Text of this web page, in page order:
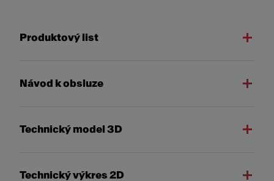
Produktový list
Návod k obsluze
Technický model 3D
Technický výkres 2D